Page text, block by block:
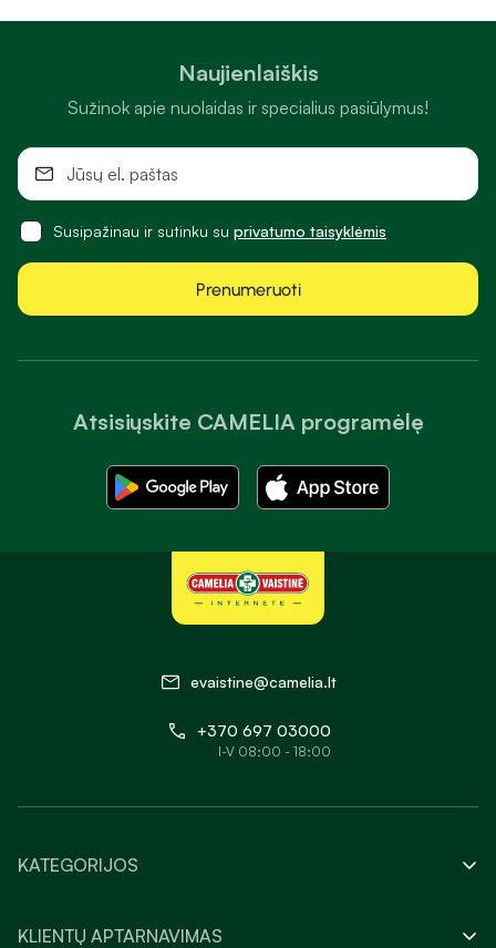
Atsisiųskite CAMELIA programėlę
Naujienlaiškis
Sužinok apie nuolaidas ir specialius pasiūlymus!
Susipažinau ir sutinku su privatumo taisyklėmis
Prenumeruoti
evaistine@camelia.lt
+370 697 03000
I-V 08:00 - 18:00
KATEGORIJOS
KLIENTŲ APTARNAVIMAS